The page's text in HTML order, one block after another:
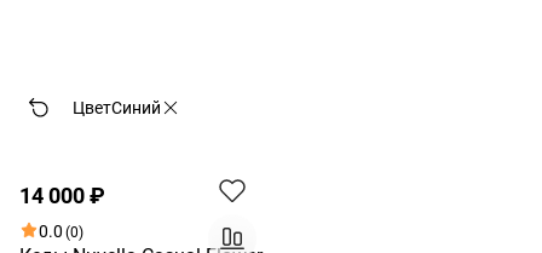
ЦветСиний
14 000 ₽
0.0 (0)